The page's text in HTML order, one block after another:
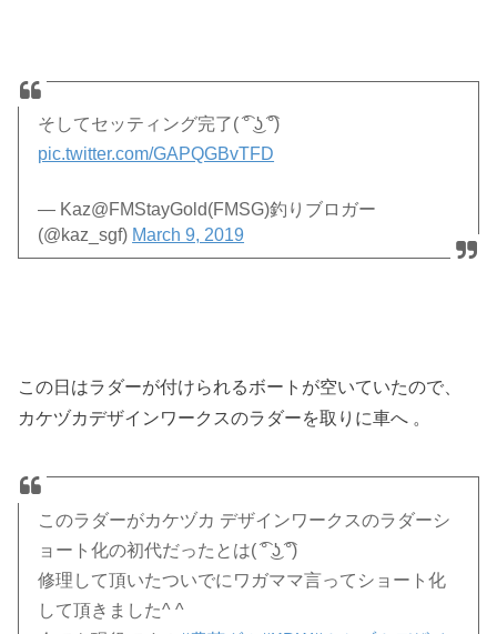
そしてセッティング完了( ͡° ͜ʖ ͡°)
pic.twitter.com/GAPQGBvTFD
— Kaz@FMStayGold(FMSG)釣りブロガー
(@kaz_sgf) March 9, 2019
この日はラダーが付けられるボートが空いていたので、
カケヅカデザインワークスのラダーを取りに車へ 。
このラダーがカケヅカ デザインワークスのラダーシ
ョート化の初代だったとは( ͡° ͜ʖ ͡°)
修理して頂いたついでにワガママ言ってショート化
して頂きました^ ^